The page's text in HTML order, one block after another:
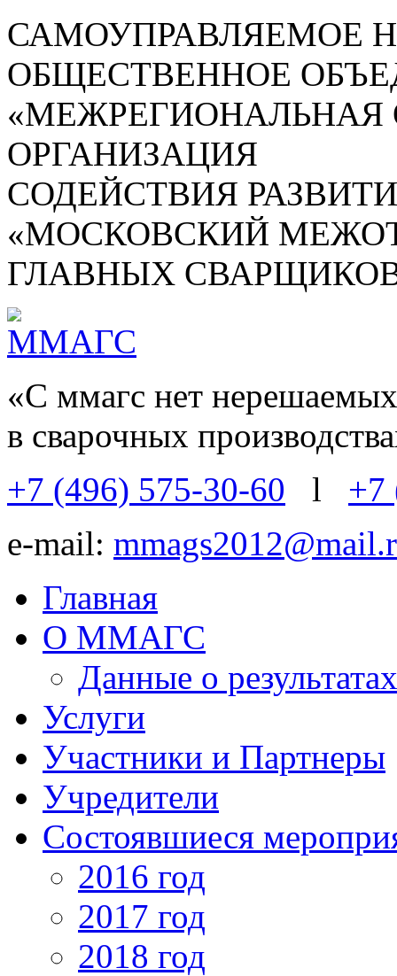
САМОУПРАВЛЯЕМОЕ
ОБЩЕСТВЕННОЕ
ОРГАНИЗАЦИЯ
СОДЕЙСТВИЯ
«МОСКОВСКИЙ
ГЛАВНЫХ
«С ммагс нет
в сварочных
+7 (496) 575-30-60 l +7
e-mail:
Главная
О ММАГС
Данные о
Услуги
Участники и Партнеры
Учредители
Состоявшиеся
2016 год
2017 год
2018 год